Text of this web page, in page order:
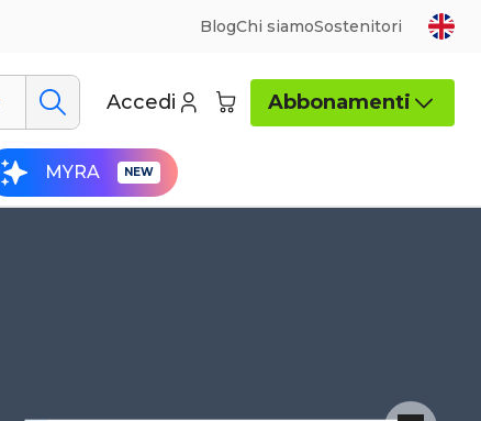
BlogChi siamoSostenitori
Accedi Abbonamenti
MYRA